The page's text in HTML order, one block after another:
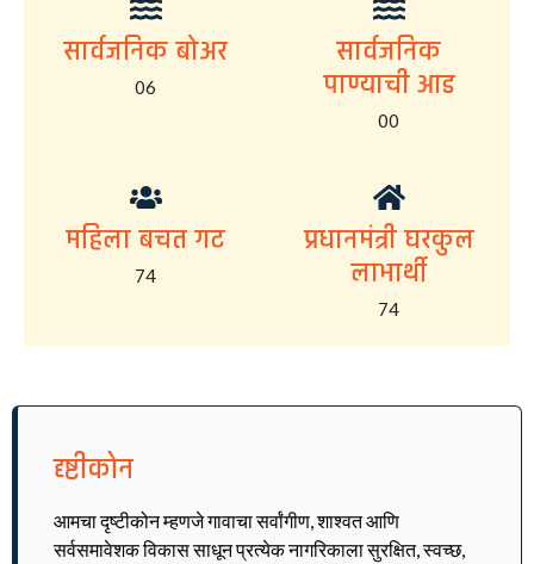
सार्वजनिक बोअर
06
सार्वजनिक
पाण्याची आड
00
महिला बचत गट
74
प्रधानमंत्री घरकुल
लाभार्थी
74
दृष्टीकोन
आमचा दृष्टीकोन म्हणजे गावाचा सर्वांगीण, शाश्वत आणि
सर्वसमावेशक विकास साधून प्रत्येक नागरिकाला सुरक्षित, स्वच्छ,